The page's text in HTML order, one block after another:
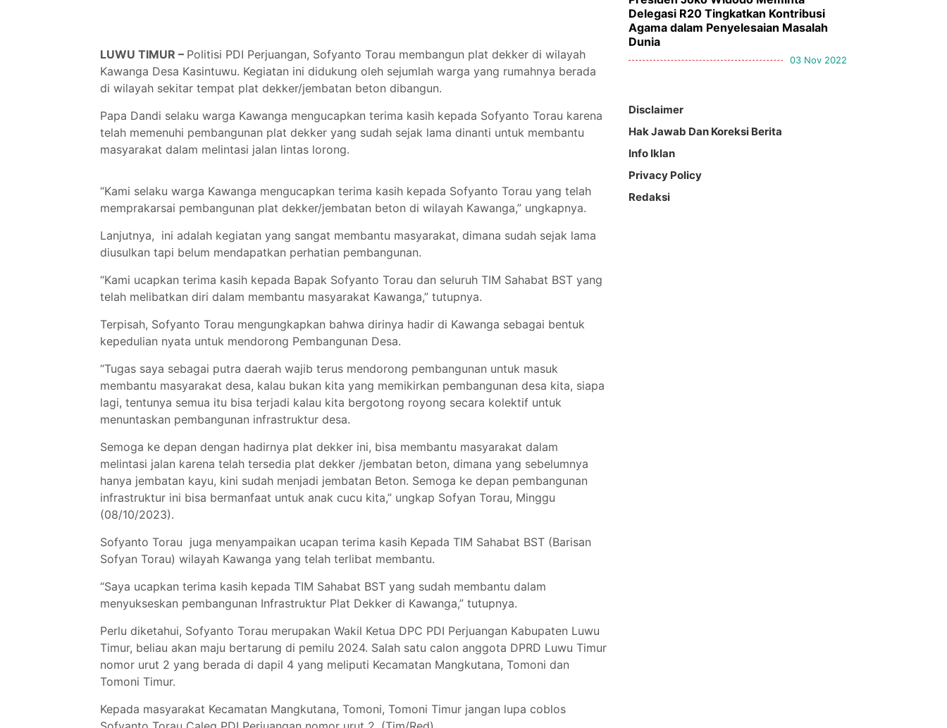
LUWU TIMUR – Politisi PDI Perjuangan, Sofyanto Torau membangun plat dekker di wilayah
Kawanga Desa Kasintuwu. Kegiatan ini didukung oleh sejumlah warga yang rumahnya berada
di wilayah sekitar tempat plat dekker/jembatan beton dibangun.
Papa Dandi selaku warga Kawanga mengucapkan terima kasih kepada Sofyanto Torau karena
telah memenuhi pembangunan plat dekker yang sudah sejak lama dinanti untuk membantu
masyarakat dalam melintasi jalan lintas lorong.
“Kami selaku warga Kawanga mengucapkan terima kasih kepada Sofyanto Torau yang telah
memprakarsai pembangunan plat dekker/jembatan beton di wilayah Kawanga,” ungkapnya.
Lanjutnya, ini adalah kegiatan yang sangat membantu masyarakat, dimana sudah sejak lama
diusulkan tapi belum mendapatkan perhatian pembangunan.
“Kami ucapkan terima kasih kepada Bapak Sofyanto Torau dan seluruh TIM Sahabat BST yang
telah melibatkan diri dalam membantu masyarakat Kawanga,” tutupnya.
Terpisah, Sofyanto Torau mengungkapkan bahwa dirinya hadir di Kawanga sebagai bentuk
kepedulian nyata untuk mendorong Pembangunan Desa.
“Tugas saya sebagai putra daerah wajib terus mendorong pembangunan untuk masuk
membantu masyarakat desa, kalau bukan kita yang memikirkan pembangunan desa kita, siapa
lagi, tentunya semua itu bisa terjadi kalau kita bergotong royong secara kolektif untuk
menuntaskan pembangunan infrastruktur desa.
Semoga ke depan dengan hadirnya plat dekker ini, bisa membantu masyarakat dalam
melintasi jalan karena telah tersedia plat dekker /jembatan beton, dimana yang sebelumnya
hanya jembatan kayu, kini sudah menjadi jembatan Beton. Semoga ke depan pembangunan
infrastruktur ini bisa bermanfaat untuk anak cucu kita,” ungkap Sofyan Torau, Minggu
(08/10/2023).
Sofyanto Torau juga menyampaikan ucapan terima kasih Kepada TIM Sahabat BST (Barisan
Sofyan Torau) wilayah Kawanga yang telah terlibat membantu.
“Saya ucapkan terima kasih kepada TIM Sahabat BST yang sudah membantu dalam
menyukseskan pembangunan Infrastruktur Plat Dekker di Kawanga,” tutupnya.
Perlu diketahui, Sofyanto Torau merupakan Wakil Ketua DPC PDI Perjuangan Kabupaten Luwu
Timur, beliau akan maju bertarung di pemilu 2024. Salah satu calon anggota DPRD Luwu Timur
nomor urut 2 yang berada di dapil 4 yang meliputi Kecamatan Mangkutana, Tomoni dan
Tomoni Timur.
Kepada masyarakat Kecamatan Mangkutana, Tomoni, Tomoni Timur jangan lupa coblos
Delegasi R20 Tingkatkan Kontribusi
Agama dalam Penyelesaian Masalah
Dunia
03 Nov 2022
Disclaimer
Hak Jawab Dan Koreksi Berita
Info Iklan
Privacy Policy
Redaksi